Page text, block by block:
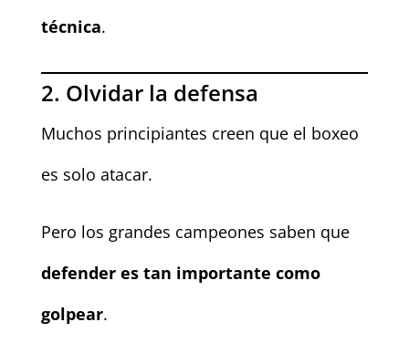
técnica.
2. Olvidar la defensa
Muchos principiantes creen que el boxeo
es solo atacar.
Pero los grandes campeones saben que
defender es tan importante como
golpear.